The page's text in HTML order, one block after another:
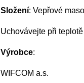
Složení: Vepřové
Uchovávejte při teplotě
Výrobce:
WIFCOM a.s.